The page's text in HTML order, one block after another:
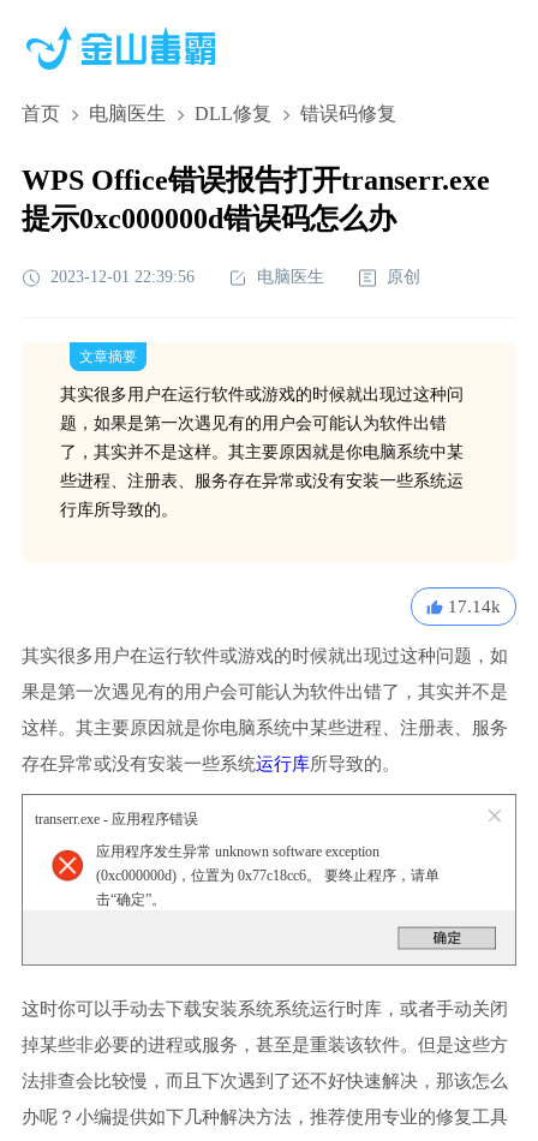
首页 电脑医生 DLL修复 错误码修复
WPS Office错误报告打开transerr.exe
提示0xc000000d错误码怎么办
2023-12-01 22:39:56 电脑医生 原创
文章摘要
其实很多用户在运行软件或游戏的时候就出现过这种问
题，如果是第一次遇见有的用户会可能认为软件出错
了，其实并不是这样。其主要原因就是你电脑系统中某
些进程、注册表、服务存在异常或没有安装一些系统运
行库所导致的。
17.14k
其实很多用户在运行软件或游戏的时候就出现过这种问题，如
果是第一次遇见有的用户会可能认为软件出错了，其实并不是
这样。其主要原因就是你电脑系统中某些进程、注册表、服务
存在异常或没有安装一些系统运行库所导致的。
transerr.exe - 应用程序错误
应用程序发生异常 unknown software exception
(0xc000000d)，位置为 0x77c18cc6。 要终止程序，请单
击“确定”。
这时你可以手动去下载安装系统系统运行时库，或者手动关闭
掉某些非必要的进程或服务，甚至是重装该软件。但是这些方
法排查会比较慢，而且下次遇到了还不好快速解决，那该怎么
办呢？小编提供如下几种解决方法，推荐使用专业的修复工具